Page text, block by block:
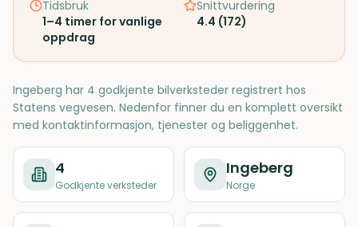
Tidsbruk
1–4 timer for vanlige
oppdrag
Snittvurdering
4.4 (172)
Ingeberg har 4 godkjente bilverksteder registrert hos
Statens vegvesen. Nedenfor finner du en komplett oversikt
med kontaktinformasjon, tjenester og beliggenhet.
4
Godkjente verksteder
Ingeberg
Norge